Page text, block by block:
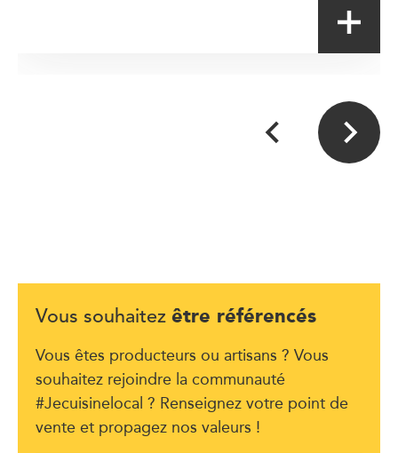
Vous souhaitez être référencés
Vous êtes producteurs ou artisans ? Vous
souhaitez rejoindre la communauté
#Jecuisinelocal ? Renseignez votre point de
vente et propagez nos valeurs !